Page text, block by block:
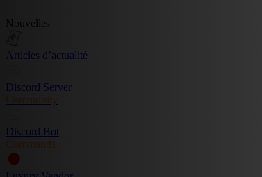
Nouvelles
Articles d’actualité
Discord Server
Community
Discord Bot